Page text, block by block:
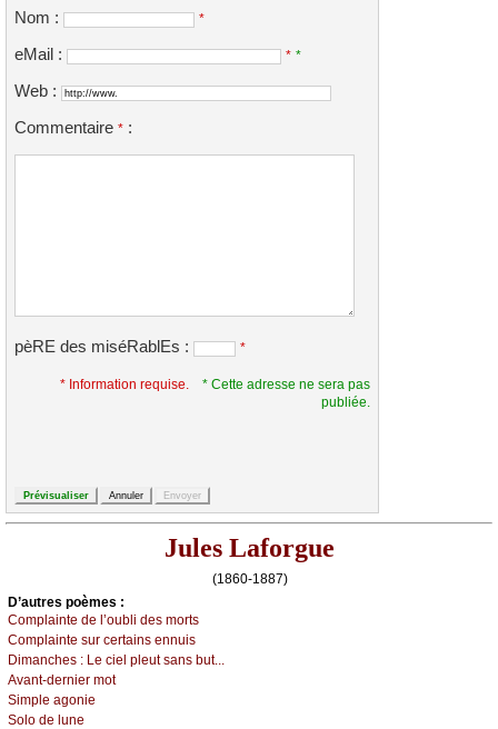
Nom : *
eMail : * *
Web :
Commentaire * :
pèRE des miséRablEs : *
* Information requise.
* Cette adresse ne sera pas
publiée.
Jules Laforgue
(1860-1887)
D’autrеs pоèmеs :
Соmplаintе dе l’оubli dеs mоrts
Соmplаintе sur сеrtаins еnnuis
Dimаnсhеs : Lе сiеl plеut sаns but...
Αvаnt-dеrniеr mоt
Simplе аgоniе
Sоlо dе lunе